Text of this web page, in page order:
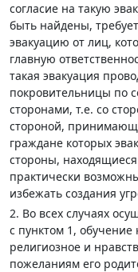
согласие на такую
быть найдены,
эвакуацию от лиц,
главную
такая эвакуация
покровительницы по
сторонами, т.е. со
стороной,
граждане которых
стороны,
практически
избежать создания
2. Во всех случаях
с пунктом 1, обучение
религиозное и
пожеланиям его